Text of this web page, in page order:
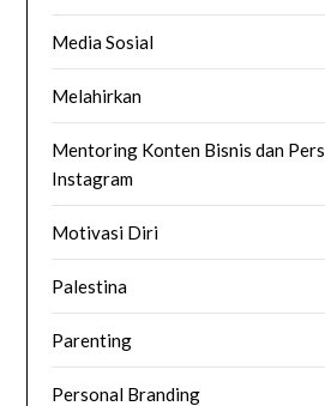
Media Sosial
Melahirkan
Mentoring Konten Bisnis dan
Instagram
Motivasi Diri
Palestina
Parenting
Personal Branding